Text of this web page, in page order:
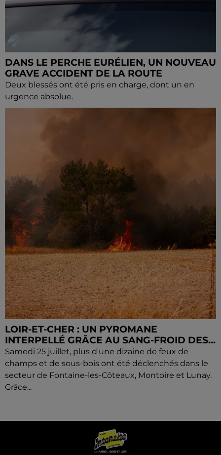
DANS LE PERCHE EURÉLIEN, UN NOUVEAU
GRAVE ACCIDENT DE LA ROUTE
Deux blessés ont été pris en charge, dont un en
urgence absolue.
LOIR-ET-CHER : UN PYROMANE
INTERPELLÉ GRÂCE AU SANG-FROID DES...
Samedi 25 juillet, plus d'une dizaine de feux de
champs et de sous-bois ont été déclenchés dans le
secteur de Fontaine-les-Côteaux, Montoire et Lunay.
Grâce...